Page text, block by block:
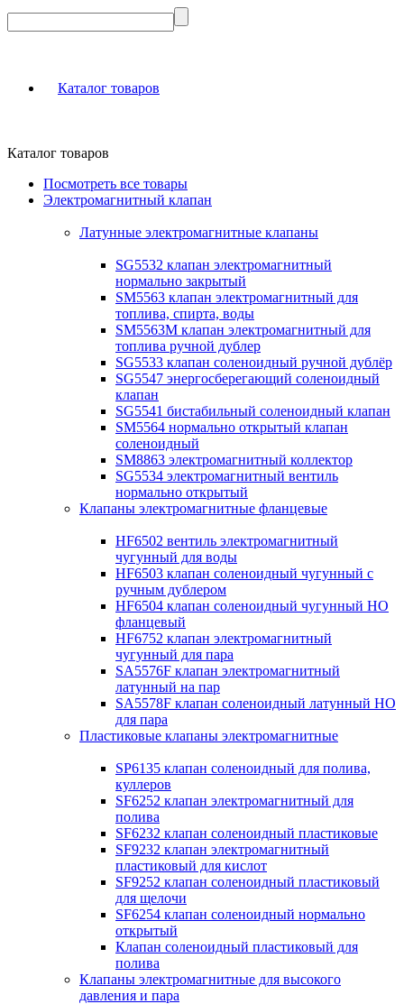
Каталог товаров
Каталог товаров
Посмотреть все товары
Электромагнитный клапан
Латунные электромагнитные клапаны
SG5532 клапан электромагнитный
нормально закрытый
SM5563 клапан электромагнитный для
топлива, спирта, воды
SM5563M клапан электромагнитный для
топлива ручной дублер
SG5533 клапан соленоидный ручной дублёр
SG5547 энергосберегающий соленоидный
клапан
SG5541 бистабильный соленоидный клапан
SM5564 нормально открытый клапан
соленоидный
SM8863 электромагнитный коллектор
SG5534 электромагнитный вентиль
нормально открытый
Клапаны электромагнитные фланцевые
HF6502 вентиль электромагнитный
чугунный для воды
HF6503 клапан соленоидный чугунный с
ручным дублером
HF6504 клапан соленоидный чугунный НО
фланцевый
HF6752 клапан электромагнитный
чугунный для пара
SA5576F клапан электромагнитный
латунный на пар
SA5578F клапан соленоидный латунный НО
для пара
Пластиковые клапаны электромагнитные
SP6135 клапан соленоидный для полива,
куллеров
SF6252 клапан электромагнитный для
полива
SF6232 клапан соленоидный пластиковые
SF9232 клапан электромагнитный
пластиковый для кислот
SF9252 клапан соленоидный пластиковый
для щелочи
SF6254 клапан соленоидный нормально
открытый
Клапан соленоидный пластиковый для
полива
Клапаны электромагнитные для высокого
давления и пара